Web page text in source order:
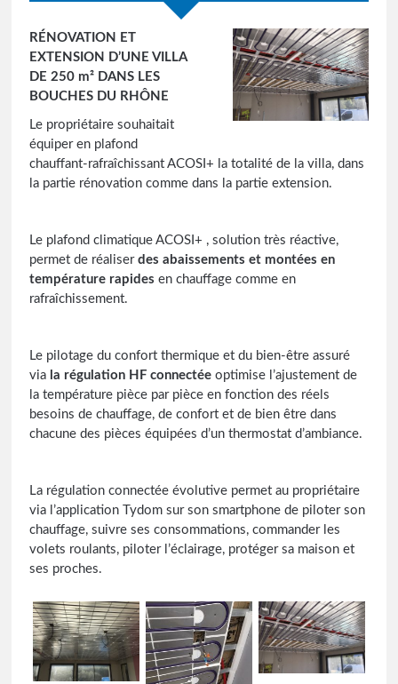
RÉNOVATION ET
EXTENSION D’UNE VILLA
DE 250 m² DANS LES
BOUCHES DU RHÔNE
Le propriétaire souhaitait
équiper en plafond
chauffant-rafraîchissant ACOSI+ la totalité de la villa, dans
la partie rénovation comme dans la partie extension.
Le plafond climatique ACOSI+ , solution très réactive,
permet de réaliserdes abaissements et montées en
température rapidesen chauffage comme en
rafraîchissement.
Le pilotage du confort thermique et du bien-être assuré
via la régulation HF connectée optimise l’ajustement de
la température pièce par pièce en fonction des réels
besoins de chauffage, de confort et de bien être dans
chacune des pièces équipées d’un thermostat d’ambiance.
La régulation connectée évolutive permet au propriétaire
via l’application Tydom sur son smartphone de piloter son
chauffage, suivre ses consommations, commander les
volets roulants, piloter l’éclairage, protéger sa maison et
ses proches.